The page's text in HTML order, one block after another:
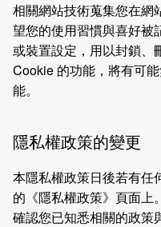
相關網站技術蒐集您在網
望您的使用習慣與喜好被
或裝置設定，用以封鎖、
Cookie 的功能，將有可
能。
隱私權政策的變更
本隱私權政策日後若有任
的《隱私權政策》頁面上
確認您已知悉相關的政策